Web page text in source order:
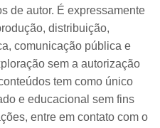
de autor. É expressamente
distribuição,
comunicação pública e
sem a autorização
tem como único
e educacional sem fins
entre em contato com o